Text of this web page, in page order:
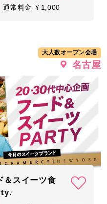
通常料金 ￥1,000
大人数オープン会場
名古屋
＆スイーツ食